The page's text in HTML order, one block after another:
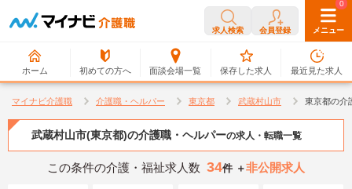
求人検索 会員登録 メニュー
ホーム 初めての方へ 面談会場一覧
0
保存した求人
0
最近見た求人
マイナビ介護職 介護職・ヘルパー 東京都 武蔵村山市 東京都の介
武蔵村山市(東京都)の介護職・ヘルパーの求人・転職一覧
この条件の介護・福祉求人数 34件 ＋非公開求人